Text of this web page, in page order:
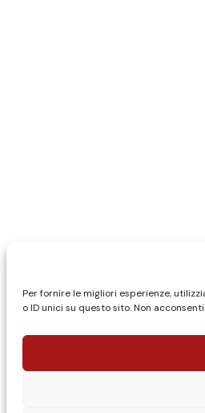
Per fornire le migliori esperienze,
o ID unici su questo sito. Non